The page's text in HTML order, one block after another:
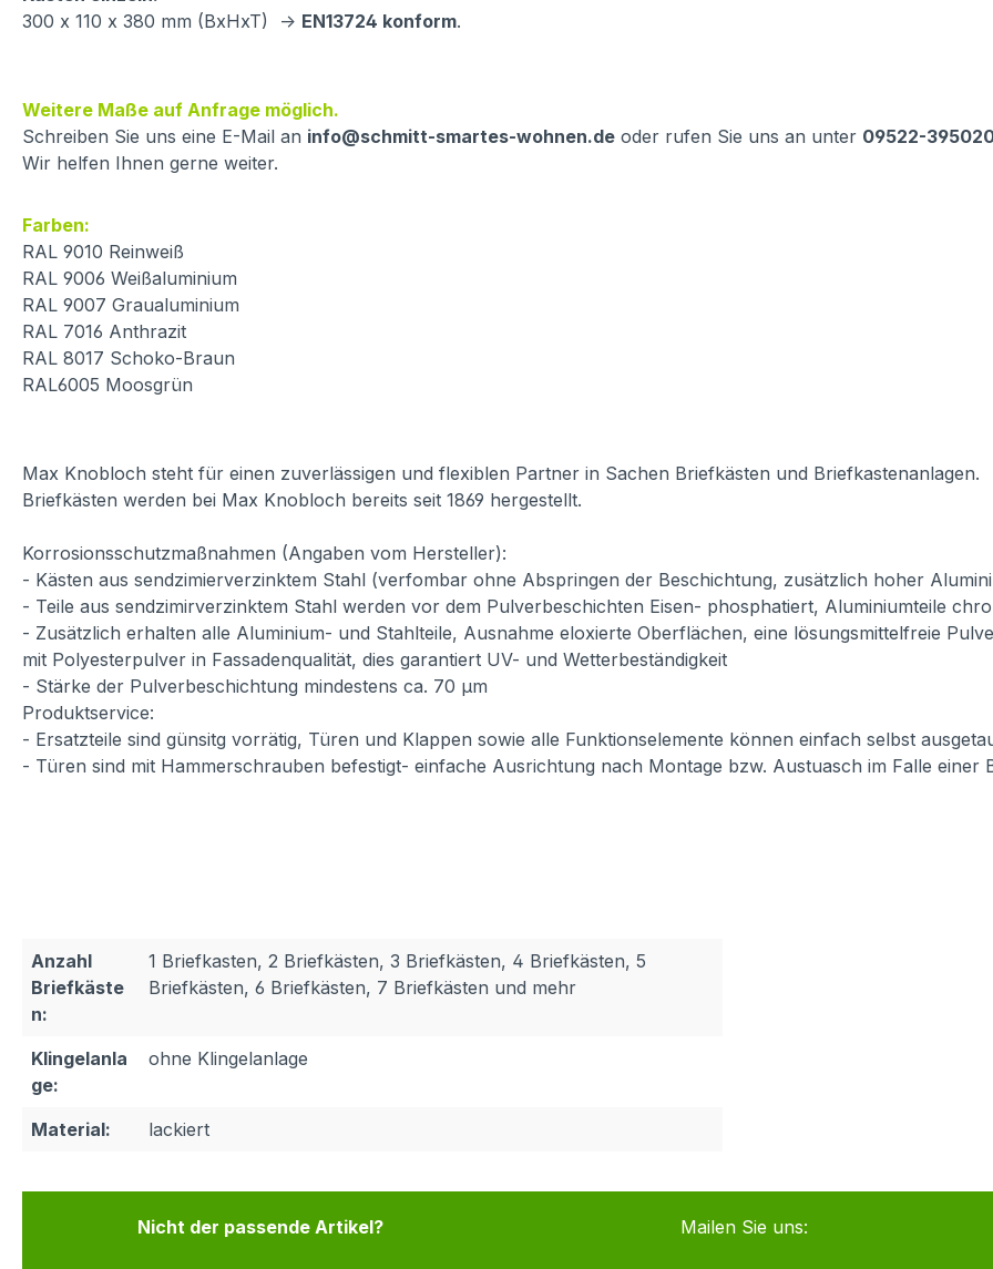
300 x 110 x 380 mm (BxHxT) -> EN13724 konform.
Weitere Maße auf Anfrage möglich.
Schreiben Sie uns eine E-Mail an info@schmitt-smartes-wohnen.de oder rufen Sie uns an unter 09522-
Wir helfen Ihnen gerne weiter.
Farben:
RAL 9010 Reinweiß
RAL 9006 Weißaluminium
RAL 9007 Graualuminium
RAL 7016 Anthrazit
RAL 8017 Schoko-Braun
RAL6005 Moosgrün
Max Knobloch steht für einen zuverlässigen und flexiblen Partner in Sachen Briefkästen und Briefkastenanlagen.
Briefkästen werden bei Max Knobloch bereits seit 1869 hergestellt.
Korrosionsschutzmaßnahmen (Angaben vom Hersteller):
- Kästen aus sendzimierverzinktem Stahl (verfombar ohne Abspringen der Beschichtung, zusätzlich hoher
- Teile aus sendzimirverzinktem Stahl werden vor dem Pulverbeschichten Eisen- phosphatiert, Aluminiumteile
- Zusätzlich erhalten alle Aluminium- und Stahlteile, Ausnahme eloxierte Oberflächen, eine lösungsmittelfreie
mit Polyesterpulver in Fassadenqualität, dies garantiert UV- und Wetterbeständigkeit
- Stärke der Pulverbeschichtung mindestens ca. 70 µm
Produktservice:
- Ersatzteile sind günsitg vorrätig, Türen und Klappen sowie alle Funktionselemente können einfach selbst
- Türen sind mit Hammerschrauben befestigt- einfache Ausrichtung nach Montage bzw. Austuasch im Falle einer
Anzahl
Briefkäste
n:
1 Briefkasten, 2 Briefkästen, 3 Briefkästen, 4 Briefkästen, 5
Briefkästen, 6 Briefkästen, 7 Briefkästen und mehr
Klingelanla
ge:
ohne Klingelanlage
Material: lackiert
Nicht der passende Artikel? Mailen Sie uns: